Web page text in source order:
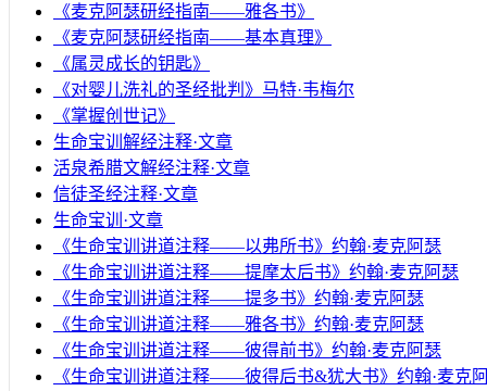
《麦克阿瑟研经指南——雅各书》
《麦克阿瑟研经指南——基本真理》
《属灵成长的钥匙》
《对婴儿洗礼的圣经批判》马特·韦梅尔
《掌握创世记》
生命宝训解经注释·文章
活泉希腊文解经注释·文章
信徒圣经注释·文章
生命宝训·文章
《生命宝训讲道注释——以弗所书》约翰·麦克阿瑟
《生命宝训讲道注释——提摩太后书》约翰·麦克阿瑟
《生命宝训讲道注释——提多书》约翰·麦克阿瑟
《生命宝训讲道注释——雅各书》约翰·麦克阿瑟
《生命宝训讲道注释——彼得前书》约翰·麦克阿瑟
《生命宝训讲道注释——彼得后书&犹大书》约翰·麦克